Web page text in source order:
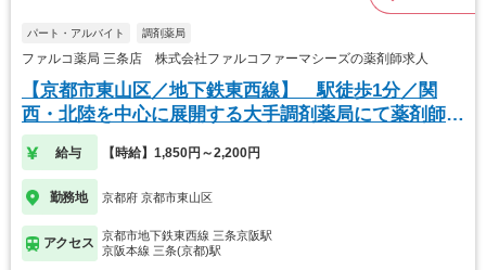
パート・アルバイト 調剤薬局
ファルコ薬局 三条店 株式会社ファルコファーマシーズの薬剤師求人
【京都市東山区／地下鉄東西線】 駅徒歩1分／関
西・北陸を中心に展開する大手調剤薬局にて薬剤師の
募集
給与 【時給】1,850円～2,200円
勤務地 京都府 京都市東山区
アクセス
京都市地下鉄東西線 三条京阪駅
京阪本線 三条(京都)駅